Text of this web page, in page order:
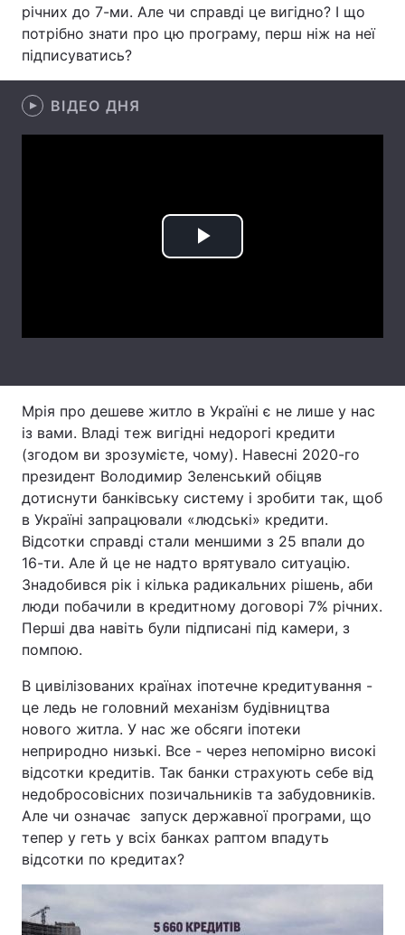
Техно і зв'язок
Зброя
Здоров'я
Послуги
Тема оформлення
річних до 7-ми. Але чи справді це вигідно? І що
потрібно знати про цю програму, перш ніж на неї
підписуватись?
ВІДЕО ДНЯ
Play
Мрія про дешеве житло в Україні є не лише у нас
із вами. Владі теж вигідні недорогі кредити
(згодом ви зрозумієте, чому). Навесні 2020-го
президент Володимир Зеленський обіцяв
дотиснути банківську систему і зробити так, щоб
в Україні запрацювали «людські» кредити.
Відсотки справді стали меншими з 25 впали до
16-ти. Але й це не надто врятувало ситуацію.
Знадобився рік і кілька радикальних рішень, аби
люди побачили в кредитному договорі 7% річних.
Перші два навіть були підписані під камери, з
помпою.
В цивілізованих країнах іпотечне кредитування -
це ледь не головний механізм будівництва
нового житла. У нас же обсяги іпотеки
неприродно низькі. Все - через непомірно високі
відсотки кредитів. Так банки страхують себе від
недобросовісних позичальників та забудовників.
Але чи означає запуск державної програми, що
тепер у геть у всіх банках раптом впадуть
відсотки по кредитах?